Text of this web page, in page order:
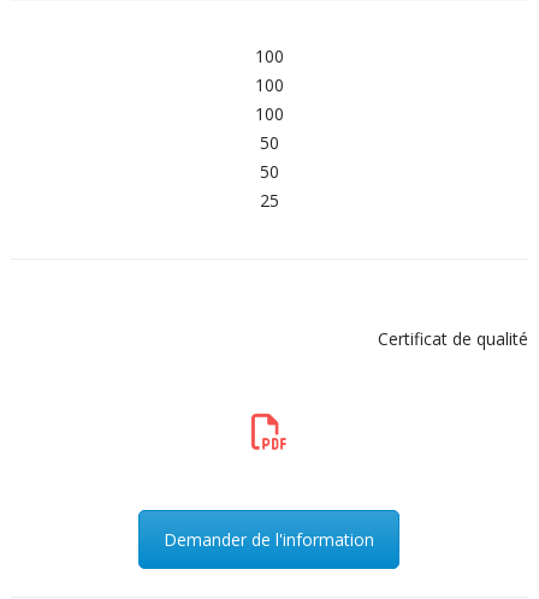
100
100
100
50
50
25
Certificat de qualité
Demander de l'information